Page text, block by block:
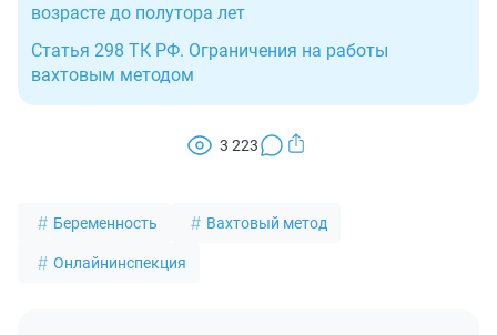
возрасте до полутора лет
Статья 298 ТК РФ. Ограничения на работы
вахтовым методом
3 223
Беременность Вахтовый метод
Онлайнинспекция